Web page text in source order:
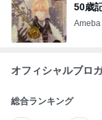
50歳
Ameba
オフィシャルブロ
総合ランキング